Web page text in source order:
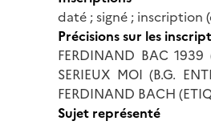
daté ; signé ; inscription
Précisions sur les
FERDINAND BAC 1939
SERIEUX MOI (B.G.
FERDINAND BACH
Sujet représenté